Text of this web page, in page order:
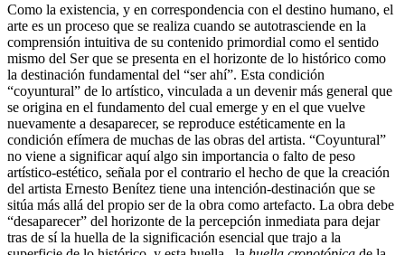
Como la existencia, y en correspondencia con el destino humano, el
arte es un proceso que se realiza cuando se autotrasciende en la
comprensión intuitiva de su contenido primordial como el sentido
mismo del Ser que se presenta en el horizonte de lo histórico como
la destinación fundamental del “ser ahí”. Esta condición
“coyuntural” de lo artístico, vinculada a un devenir más general que
se origina en el fundamento del cual emerge y en el que vuelve
nuevamente a desaparecer, se reproduce estéticamente en la
condición efímera de muchas de las obras del artista. “Coyuntural”
no viene a significar aquí algo sin importancia o falto de peso
artístico-estético, señala por el contrario el hecho de que la creación
del artista Ernesto Benítez tiene una intención-destinación que se
sitúa más allá del propio ser de la obra como artefacto. La obra debe
“desaparecer” del horizonte de la percepción inmediata para dejar
tras de sí la huella de la significación esencial que trajo a la